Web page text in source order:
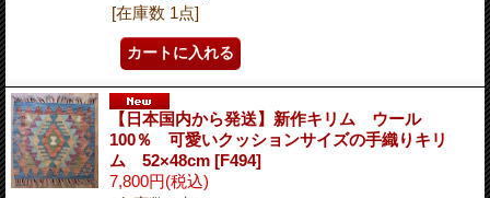
[在庫数 1点]
【日本国内から発送】新作キリム ウール
100％ 可愛いクッションサイズの手織りキリ
ム 52×48cm [F494]
7,800円(税込)